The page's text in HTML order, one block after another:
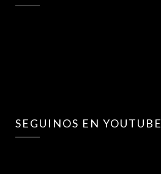
SEGUINOS EN YOUTUBE